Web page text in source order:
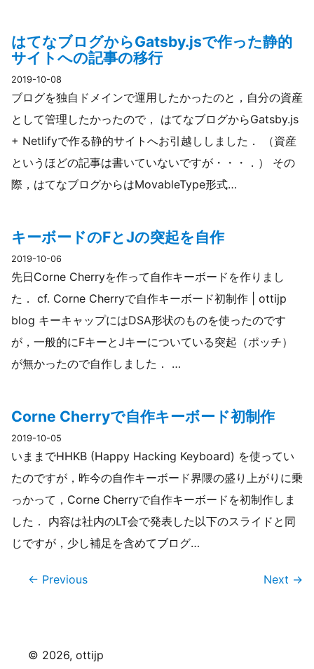
はてなブログからGatsby.jsで作った静的
サイトへの記事の移行
2019-10-08
ブログを独自ドメインで運用したかったのと，自分の資産
として管理したかったので， はてなブログからGatsby.js
+ Netlifyで作る静的サイトへお引越ししました． （資産
というほどの記事は書いていないですが・・・．） その
際，はてなブログからはMovableType形式…
キーボードのFとJの突起を自作
2019-10-06
先日Corne Cherryを作って自作キーボードを作りまし
た． cf. Corne Cherryで自作キーボード初制作 | ottijp
blog キーキャップにはDSA形状のものを使ったのです
が，一般的にFキーとJキーについている突起（ポッチ）
が無かったので自作しました． …
Corne Cherryで自作キーボード初制作
2019-10-05
いままでHHKB (Happy Hacking Keyboard) を使ってい
たのですが，昨今の自作キーボード界隈の盛り上がりに乗
っかって，Corne Cherryで自作キーボードを初制作しま
した． 内容は社内のLT会で発表した以下のスライドと同
じですが，少し補足を含めてブログ…
← Previous Next →
© 2026, ottijp